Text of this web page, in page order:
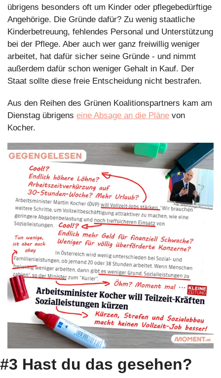
übrigens besonders oft um Kinder oder pflegebedürftige
Angehörige. Die Gründe dafür? Zu wenig staatliche
Kinderbetreuung, fehlendes Personal und Unterstützung
bei der Pflege. Aber auch wer ganz freiwillig weniger
arbeitet, hat dafür sicher seine Gründe - und nimmt
außerdem dafür schon weniger Gehalt in Kauf. Der
Staat sollte diese freie Entscheidung nicht bestrafen.
Aus den Reihen des Grünen Koalitionspartners kam am
Dienstag übrigens eine Absage an die Pläne von
Kocher.
#3 Hast du das gesehen?